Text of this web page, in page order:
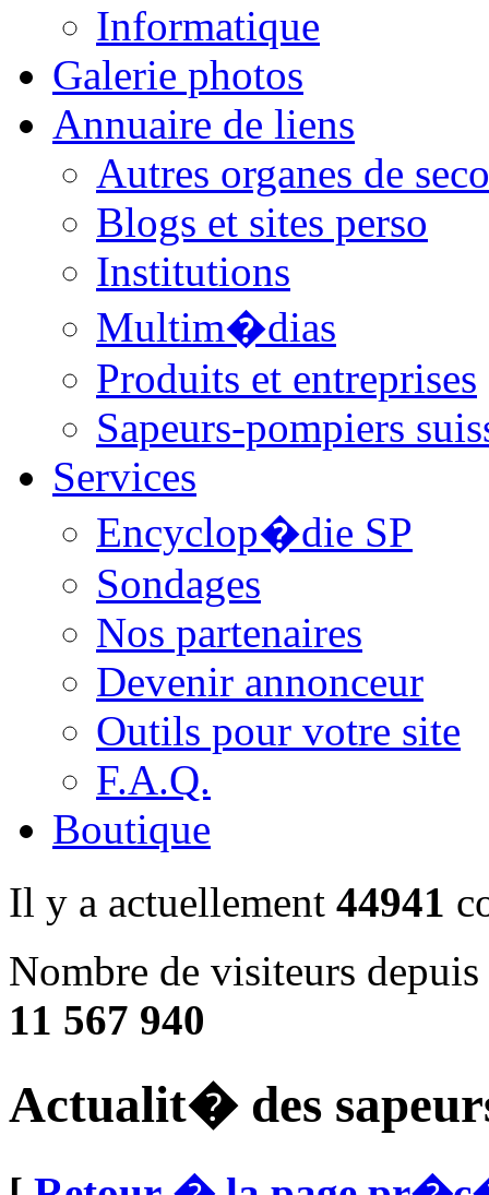
Informatique
Galerie photos
Annuaire de liens
Autres organes de
Blogs et sites perso
Institutions
Multim�dias
Produits et entreprises
Sapeurs-pompiers
Services
Encyclop�die SP
Sondages
Nos partenaires
Devenir annonceur
Outils pour votre site
F.A.Q.
Boutique
Il y a actuellement 44941
Nombre de visiteurs
11 567 940
Actualit� des